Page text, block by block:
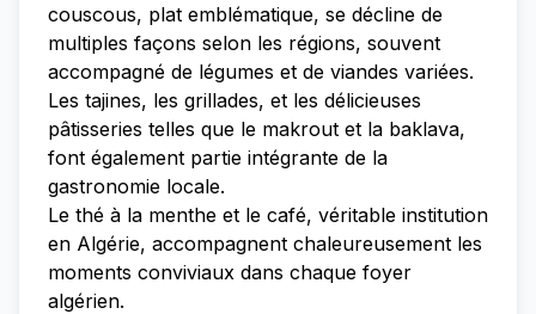
couscous, plat emblématique, se décline de
multiples façons selon les régions, souvent
accompagné de légumes et de viandes variées.
Les tajines, les grillades, et les délicieuses
pâtisseries telles que le makrout et la baklava,
font également partie intégrante de la
gastronomie locale.
Le thé à la menthe et le café, véritable institution
en Algérie, accompagnent chaleureusement les
moments conviviaux dans chaque foyer
algérien.